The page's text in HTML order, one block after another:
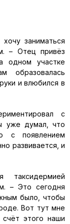
заниматься
– Отец привёз
одном участке
образовалась
и влюбился в
с
уже думал, что
с появлением
развивается, и
– Это сегодня
было, чтобы
Вот тут мне
этого наши